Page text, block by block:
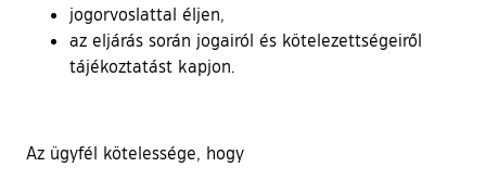
jogorvoslattal éljen,
az eljárás során jogairól és kötelezettségeiről
tájékoztatást kapjon.
Az ügyfél kötelessége, hogy